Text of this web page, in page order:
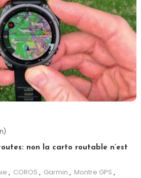
non la carto routable n’est
, COROS , Garmin , Montre GPS ,